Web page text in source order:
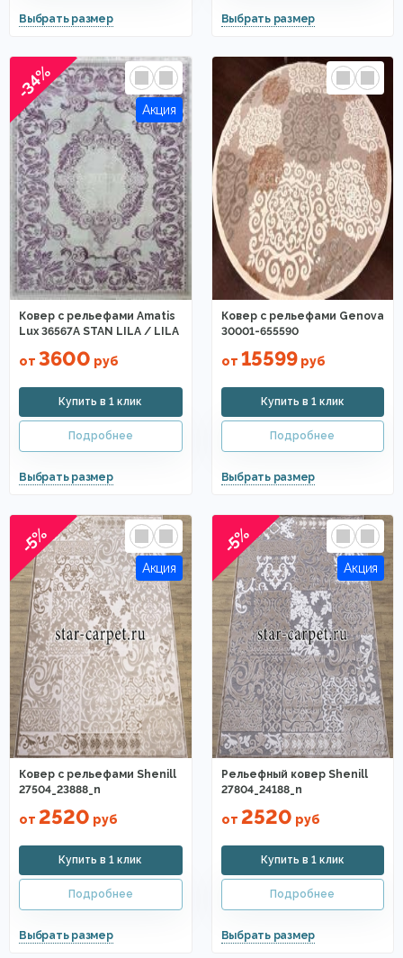
-34%
Ковер с рельефами Amatis
Lux 36567A STAN LILA / LILA
от 3600 руб
Ковер с рельефами Genova
30001-655590
от 15599руб
-5%
Ковер с рельефами Shenill
27504_23888_n
от 2520 руб
-5%
Рельефный ковер Shenill
27804_24188_n
от 2520 руб